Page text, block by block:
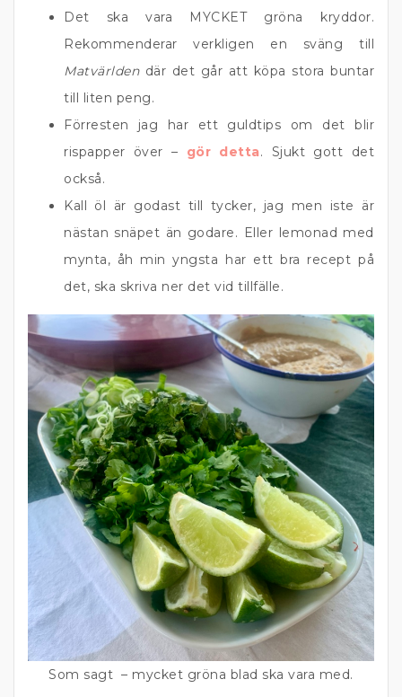
Det ska vara MYCKET gröna kryddor.
Rekommenderar verkligen en sväng till
Matvärldendär det går att köpa stora buntar
till liten peng.
Förresten jag har ett guldtips om det blir
rispapper över – gör detta. Sjukt gott det
också.
Kall öl är godast till tycker, jag men iste är
nästan snäpet än godare. Eller lemonad med
mynta, åh min yngsta har ett bra recept på
det, ska skriva ner det vid tillfälle.
Som sagt – mycket gröna blad ska vara med.